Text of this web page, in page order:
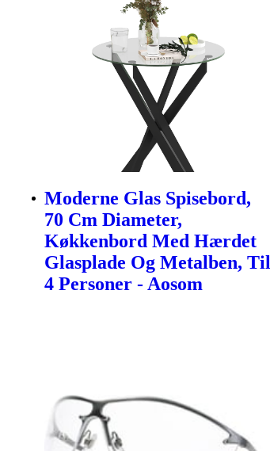
Moderne Glas Spisebord,
70 Cm Diameter,
Køkkenbord Med Hærdet
Glasplade Og Metalben, Til
4 Personer - Aosom